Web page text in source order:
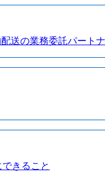
送の業務委託パート
きること